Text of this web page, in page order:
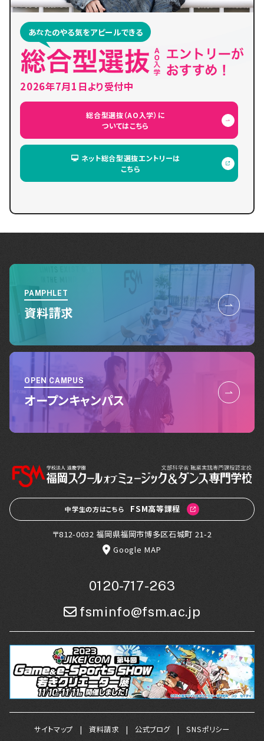
あなたのやる気をアピールできる
2026年7月1日より受付中
総合型選抜（AO入学）に
ついてはこちら
ネット総合型選抜エントリーは
こちら
PAMPHLET
資料請求
OPEN CAMPUS
オープンキャンパス
中学生の方はこちら FSM高等課程
〒812-0032 福岡県福岡市博多区石城町 21-2
Google MAP
0120-717-263
fsminfo@fsm.ac.jp
サイトマップ 資料請求 公式ブログ
SNSポリシー